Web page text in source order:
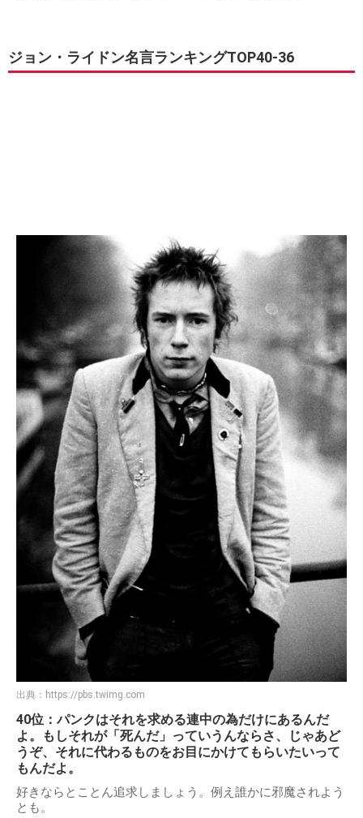
ジョン・ライドン名言ランキングTOP40-36
出典： https://pbs.twimg.com
40位：パンクはそれを求める連中の為だけにあるんだ
よ。もしそれが「死んだ」っていうんならさ、じゃあど
うぞ、それに代わるものをお目にかけてもらいたいって
もんだよ。
好きならとことん追求しましょう。例え誰かに邪魔されよう
とも。